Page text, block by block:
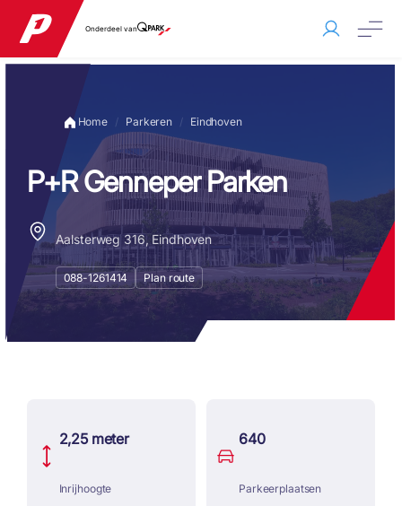
Onderdeel van
Home Parkeren Eindhoven
P+R Genneper Parken
Aalsterweg 316, Eindhoven
088-1261414 Plan route
2,25 meter
Inrijhoogte
640
Parkeerplaatsen